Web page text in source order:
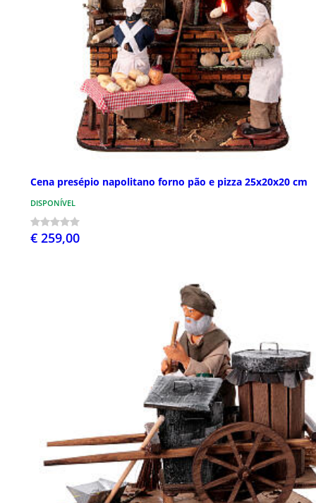
Cena presépio napolitano forno pão e pizza 25x20x20 cm
DISPONÍVEL
€ 259,00